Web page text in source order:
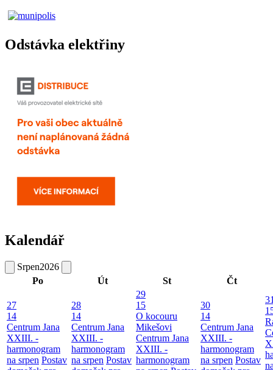
Odstávka elektřiny
Kalendář
Srpen2026
Po
Út St Čt
27
14
Centrum Jana
XXIII. -
harmonogram
na srpen Postav
28
14
Centrum Jana
XXIII. -
harmonogram
na srpen Postav
29
15
O kocouru
Mikešovi
Centrum Jana
XXIII. -
harmonogram
30
14
Centrum Jana
XXIII. -
harmonogram
na srpen Postav